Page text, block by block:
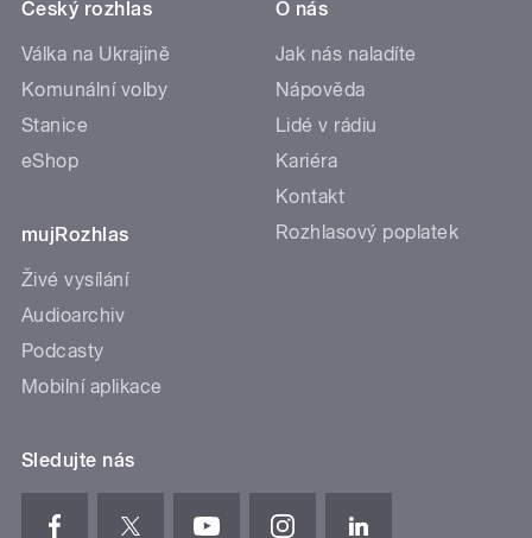
Český rozhlas
Válka na Ukrajině
Komunální volby
Stanice
eShop
mujRozhlas
Živé vysílání
Audioarchiv
Podcasty
Mobilní aplikace
O nás
Jak nás naladíte
Nápověda
Lidé v rádiu
Kariéra
Kontakt
Rozhlasový poplatek
Sledujte nás